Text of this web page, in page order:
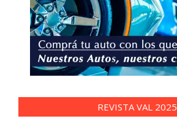
REVISTA VAL 2025